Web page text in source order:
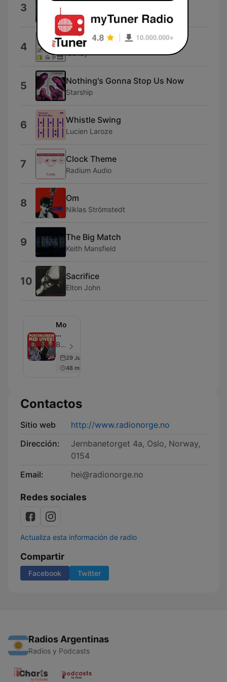
3 Cute and Clicky
Ross Andrew McLean
4 What Floor?
idokay
5 Nothing's Gonna Stop Us Now
Starship
6 Whistle Swing
Lucien Laroze
7 Clock Theme
Radium Audio
8 Om
Niklas Strömstedt
9 The Big Match
Keith Mansfield
10 Sacrifice
Elton John
Morgenklubben
med
Loven
Co
Bauer Media - Episodio 963
29 Jun 2026
48 min
Contactos
Sitio web
http://www.radionorge.no
Dirección:
Jernbanetorget 4a, Oslo, Norway,
0154
Email:
hei@radionorge.no
Redes sociales
Actualiza esta información de radio
Compartir
Facebook Twitter
Radios Argentinas
Radios y Podcasts